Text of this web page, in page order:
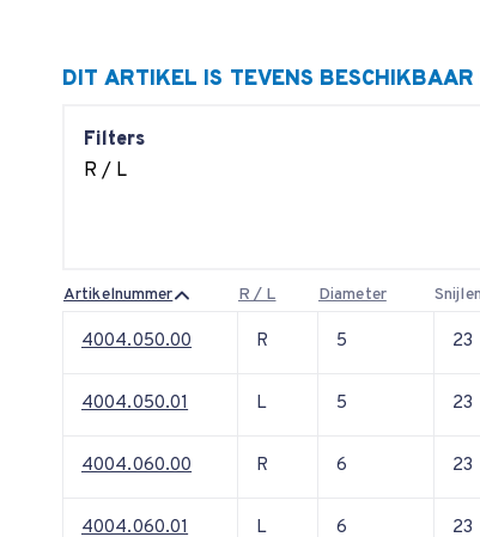
DIT ARTIKEL IS TEVENS
Filters
R / L
Artikelnummer R / L Diameter
4004.050.00 R 5 23
4004.050.01 L 5 23
4004.060.00 R 6 23
4004.060.01 L 6 23